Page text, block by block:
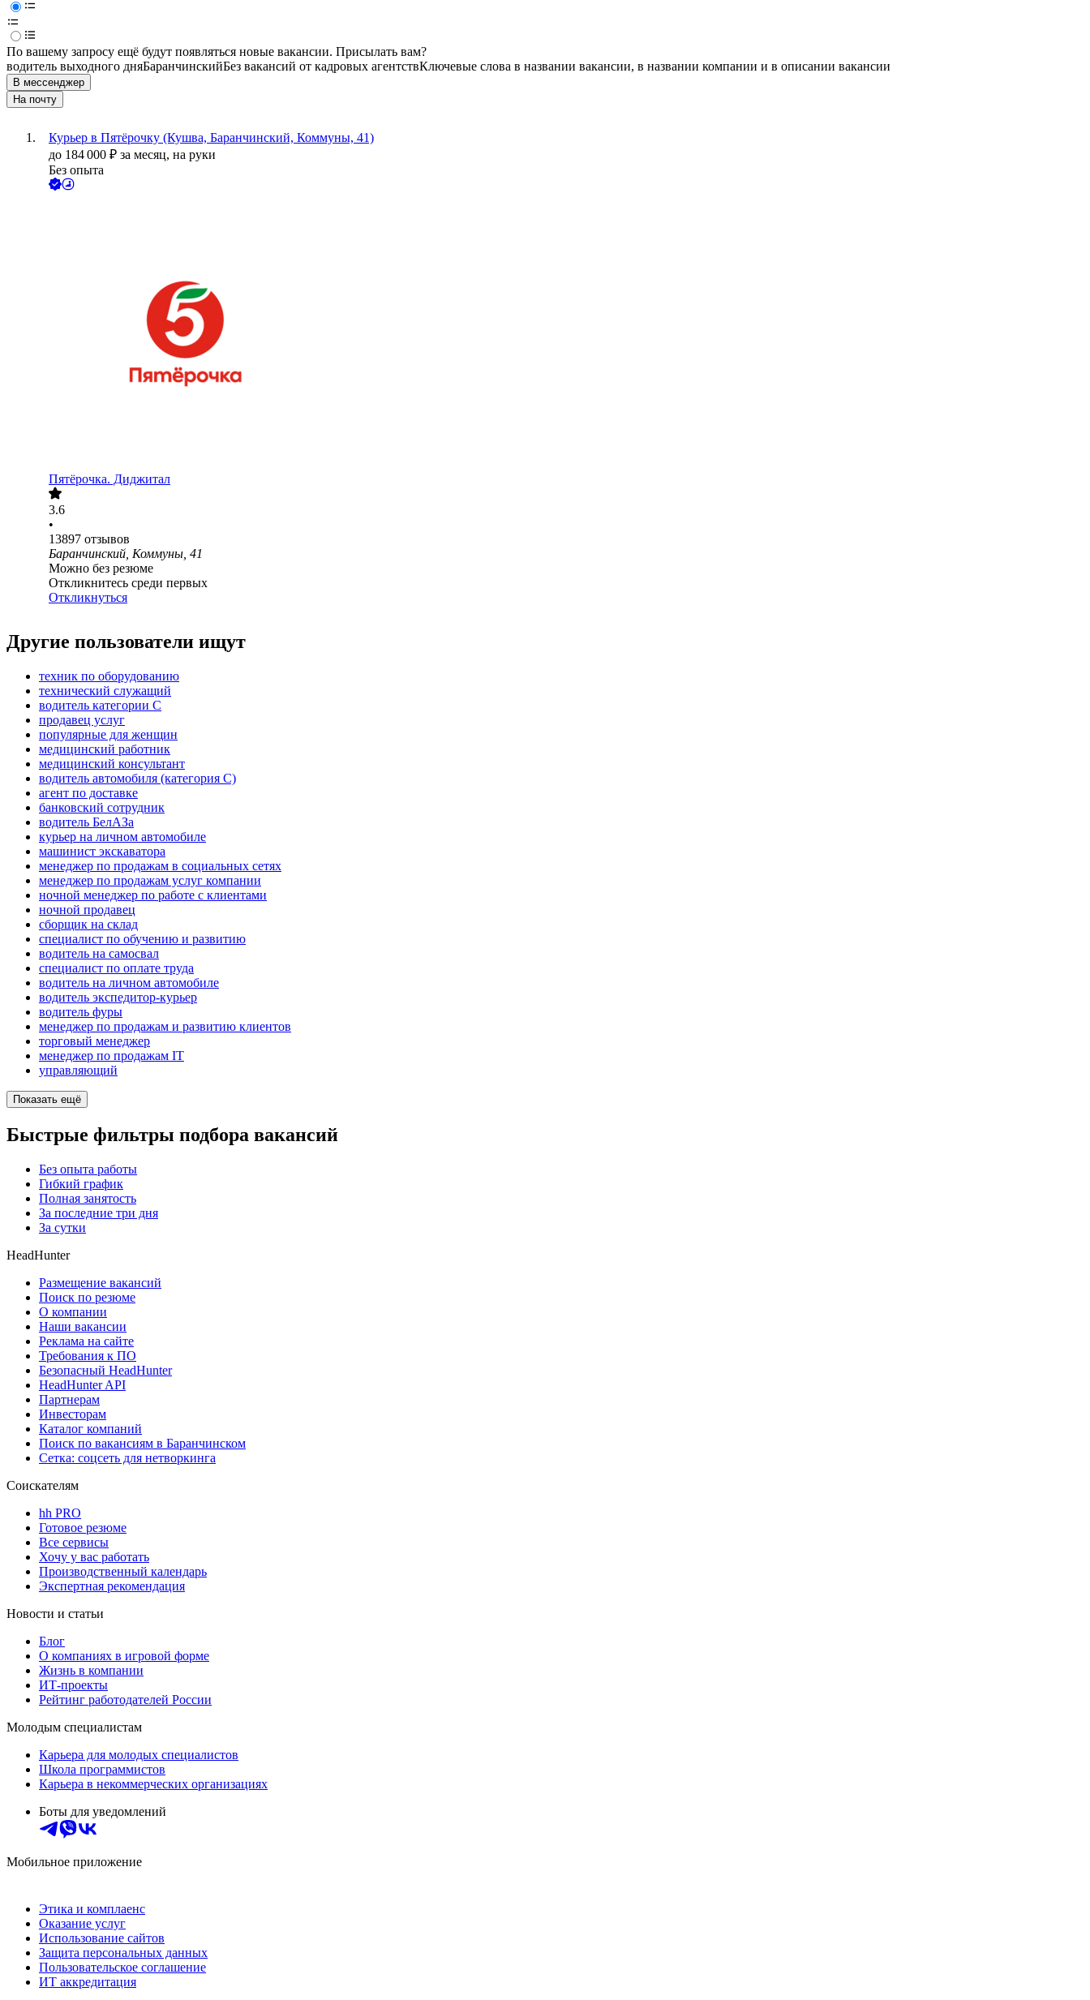
По вашему запросу ещё будут появляться новые вакансии. Присылать вам?
водитель выходного дняБаранчинскийБез вакансий от кадровых агентствКлючевые слова в названии вакансии, в названии компании и в описании вакансии
В мессенджер
На почту
Курьер в Пятёрочку (Кушва, Баранчинский, Коммуны, 41)
до 184 000 ₽ за месяц, на руки
Без опыта
Пятёрочка. Диджитал
3.6
•
13897 отзывов
Баранчинский, Коммуны, 41
Можно без резюме
Откликнитесь среди первых
Откликнуться
Другие пользователи ищут
техник по оборудованию
технический служащий
водитель категории C
продавец услуг
популярные для женщин
медицинский работник
медицинский консультант
водитель автомобиля (категория C)
агент по доставке
банковский сотрудник
водитель БелАЗа
курьер на личном автомобиле
машинист экскаватора
менеджер по продажам в социальных сетях
менеджер по продажам услуг компании
ночной менеджер по работе с клиентами
ночной продавец
сборщик на склад
специалист по обучению и развитию
водитель на самосвал
специалист по оплате труда
водитель на личном автомобиле
водитель экспедитор-курьер
водитель фуры
менеджер по продажам и развитию клиентов
торговый менеджер
менеджер по продажам IT
управляющий
Показать ещё
Быстрые фильтры подбора вакансий
Без опыта работы
Гибкий график
Полная занятость
За последние три дня
За сутки
HeadHunter
Размещение вакансий
Поиск по резюме
О компании
Наши вакансии
Реклама на сайте
Требования к ПО
Безопасный HeadHunter
HeadHunter API
Партнерам
Инвесторам
Каталог компаний
Поиск по вакансиям в Баранчинском
Сетка: соцсеть для нетворкинга
Соискателям
hh PRO
Готовое резюме
Все сервисы
Хочу у вас работать
Производственный календарь
Экспертная рекомендация
Новости и статьи
Блог
О компаниях в игровой форме
Жизнь в компании
ИТ-проекты
Рейтинг работодателей России
Молодым специалистам
Карьера для молодых специалистов
Школа программистов
Карьера в некоммерческих организациях
Боты для уведомлений
Мобильное приложение
Этика и комплаенс
Оказание услуг
Использование сайтов
Защита персональных данных
Пользовательское соглашение
ИТ аккредитация